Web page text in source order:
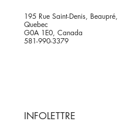
195 Rue Saint-Denis, Beaupré,
Quebec
G0A 1E0, Canada
581-990-3379
INFOLETTRE